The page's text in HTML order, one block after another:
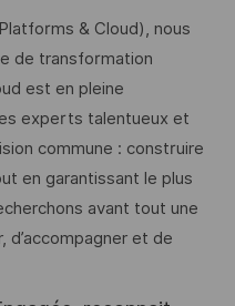
& Cloud), nous
de transformation
est en pleine
experts talentueux et
commune : construire
en garantissant le plus
avant tout une
et de